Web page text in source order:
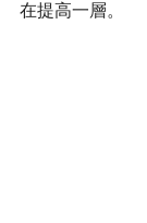
在提高一層。